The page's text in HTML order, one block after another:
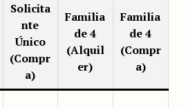
Solicita
nte
Único
(Compr
a)
Familia
de 4
(Alquil
er)
Familia
de 4
(Compr
a)